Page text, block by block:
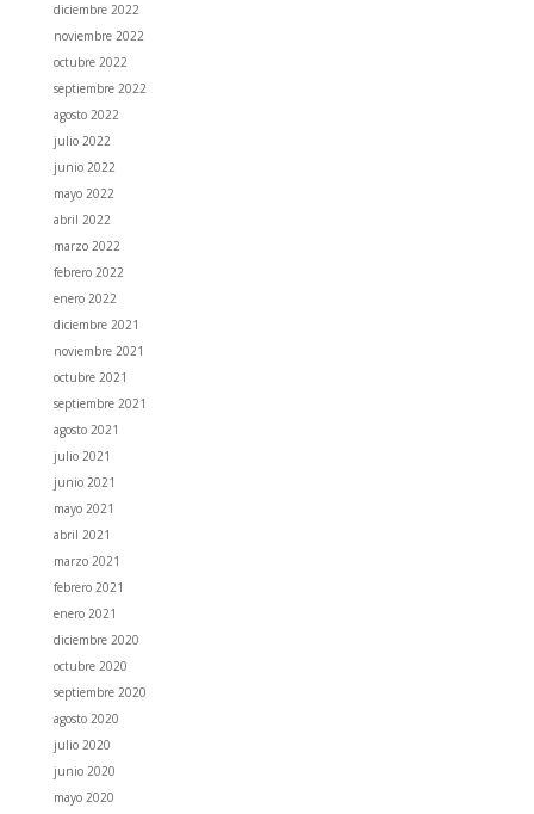
diciembre 2022
noviembre 2022
octubre 2022
septiembre 2022
agosto 2022
julio 2022
junio 2022
mayo 2022
abril 2022
marzo 2022
febrero 2022
enero 2022
diciembre 2021
noviembre 2021
octubre 2021
septiembre 2021
agosto 2021
julio 2021
junio 2021
mayo 2021
abril 2021
marzo 2021
febrero 2021
enero 2021
diciembre 2020
octubre 2020
septiembre 2020
agosto 2020
julio 2020
junio 2020
mayo 2020